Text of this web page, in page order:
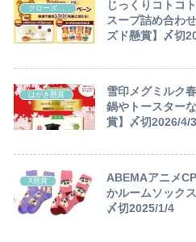
クローズド懸賞
じっくりコトコ
スープ詰め合わ
ズド懸賞】〆切
はがき懸賞
雪印メグミルク
鍋やトースター
賞】〆切2026/4/
X懸賞
ABEMAアニメ
かルームソック
〆切2025/1/4